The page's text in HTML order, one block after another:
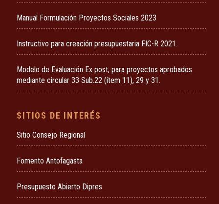
Manual Formulación Proyectos Sociales 2023
Instructivo para creación presupuestaria FIC-R 2021.
Modelo de Evaluación Ex post, para proyectos aprobados
mediante circular 33 Sub.22 (ítem 11), 29 y 31.
SITIOS DE INTERÉS
Sitio Consejo Regional
Fomento Antofagasta
Presupuesto Abierto Dipres